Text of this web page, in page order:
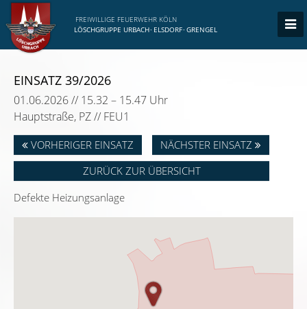
FREIWILLIGE FEUERWEHR KÖLN
LÖSCHGRUPPE URBACH· ELSDORF· GRENGEL
EINSATZ 39/2026
01.06.2026 // 15.32 – 15.47 Uhr
Hauptstraße, PZ // FEU1
VORHERIGER EINSATZ
NÄCHSTER EINSATZ
ZURÜCK ZUR ÜBERSICHT
Defekte Heizungsanlage